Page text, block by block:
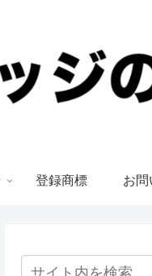
登録商標 お問